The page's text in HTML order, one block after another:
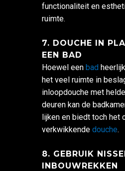
functionaliteit en
ruimte.
7. DOUCHE IN
EEN BAD
Hoewel een bad
het veel ruimte in
inloopdouche met
deuren kan de
lijken en biedt toch het
verkwikkende douche.
8. GEBRUIK
INBOUWREKKEN